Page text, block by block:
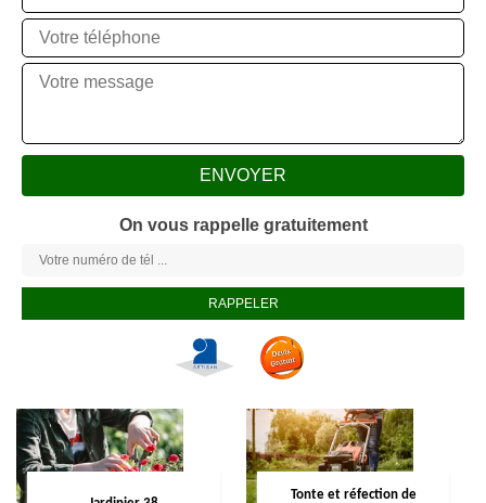
On vous rappelle gratuitement
Tonte et réfection de